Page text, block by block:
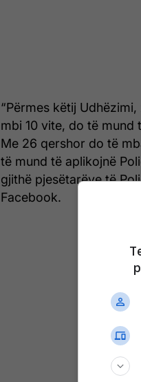
“Përmes këtij
mbi 10 vite, do të mund
Me 26 qershor do të
të mund të aplikojnë
gjithë pjesëtarëve të
Facebook.